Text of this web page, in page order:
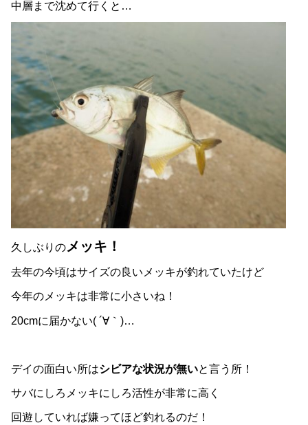
中層まで沈めて行くと…
久しぶりのメッキ！
去年の今頃はサイズの良いメッキが釣れていたけど
今年のメッキは非常に小さいね！
20cmに届かない( ´∀｀)…
デイの面白い所はシビアな状況が無いと言う所！
サバにしろメッキにしろ活性が非常に高く
回遊していれば嫌ってほど釣れるのだ！